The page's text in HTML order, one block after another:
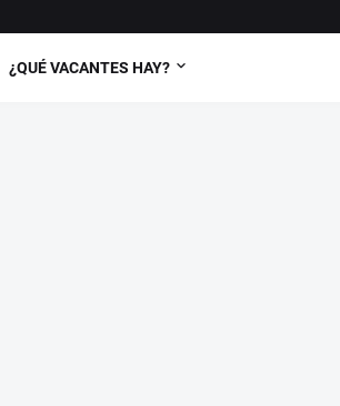
¿QUÉ VACANTES HAY?